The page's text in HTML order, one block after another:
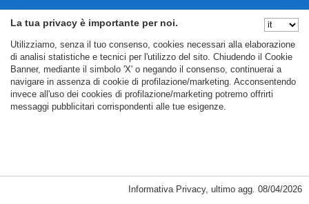
Privacy policy
Cookie policy
La tua privacy è importante per noi.
Utilizziamo, senza il tuo consenso, cookies necessari alla elaborazione
di analisi statistiche e tecnici per l'utilizzo del sito. Chiudendo il Cookie
Banner, mediante il simbolo 'X' o negando il consenso, continuerai a
navigare in assenza di cookie di profilazione/marketing. Acconsentendo
invece all'uso dei cookies di profilazione/marketing potremo offrirti
messaggi pubblicitari corrispondenti alle tue esigenze.
Cookie Necessari, Tecnici di Sessione
Nascondi Opzioni
Informativa Privacy, ultimo agg. 08/04/2026